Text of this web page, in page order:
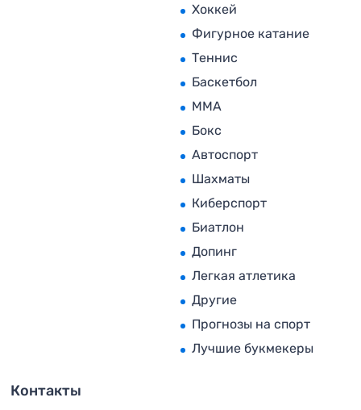
Хоккей
Фигурное катание
Теннис
Баскетбол
MMA
Бокс
Автоспорт
Шахматы
Киберспорт
Биатлон
Допинг
Легкая атлетика
Другие
Прогнозы на спорт
Лучшие букмекеры
Контакты